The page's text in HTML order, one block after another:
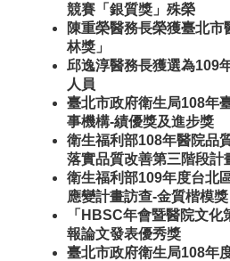
競賽「銀質獎」殊榮
陳重榮醫務長榮獲臺北
林獎」
邱逸淳醫務長獲選為109
人員
臺北市政府衛生局108年
事機構-績優獎及進步獎
衛生福利部108年醫院品
落實品質改善第三階段計
衛生福利部109年度台北
應變計畫訪查-金質楷模獎
「HBSC年會暨醫院文
報論文發表優秀獎
臺北市政府衛生局108年